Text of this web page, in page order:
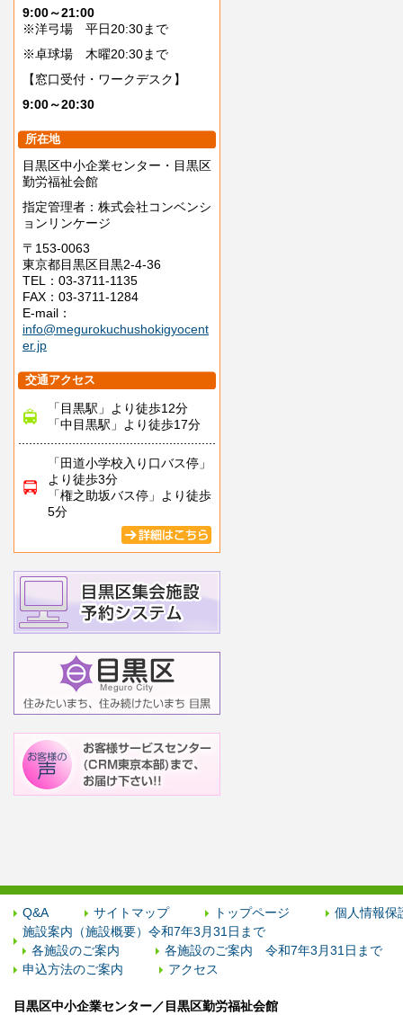
9:00～21:00
※洋弓場 平日20:30まで
※卓球場 木曜20:30まで
【窓口受付・ワークデスク】
9:00～20:30
所在地
目黒区中小企業センター・目黒区
勤労福祉会館
指定管理者：株式会社コンベンシ
ョンリンケージ
〒153-0063
東京都目黒区目黒2-4-36
TEL：03-3711-1135
FAX：03-3711-1284
E-mail：
info@megurokuchushokigyocent
er.jp
交通アクセス
「目黒駅」より徒歩12分
「中目黒駅」より徒歩17分
「田道小学校入り口バス停」
より徒歩3分
「権之助坂バス停」より徒歩
5分
Q&A サイトマップ トップページ
個人情報保
施設案内（施設概要）令和7年3月31日まで
各施設のご案内
各施設のご案内 令和7年3月31日まで
申込方法のご案内
アクセス
目黒区中小企業センター／目黒区勤労福祉会館